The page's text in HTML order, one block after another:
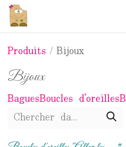
Se rendre au contenu
Produits Bijoux
Bijoux
BaguesBoucles d'oreilles